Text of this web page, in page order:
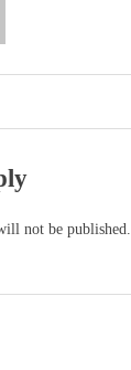
not be published.